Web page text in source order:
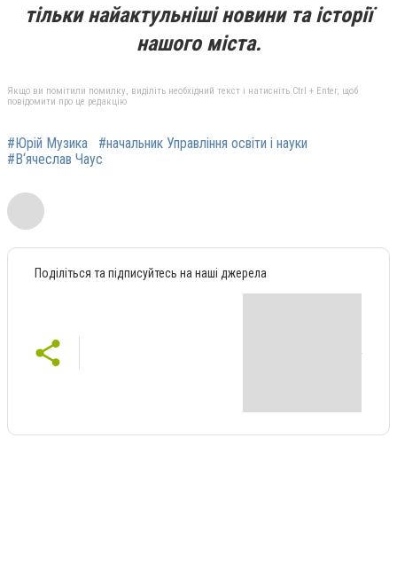
тільки найактульніші новини та історії
нашого міста.
Якщо ви помітили помилку, виділіть необхідний текст і натисніть Ctrl + Enter, щоб
повідомити про це редакцію
#Юрій Музика
#начальник Управління освіти і науки
#В‘ячеслав Чаус
Поділіться та підписуйтесь на наші джерела